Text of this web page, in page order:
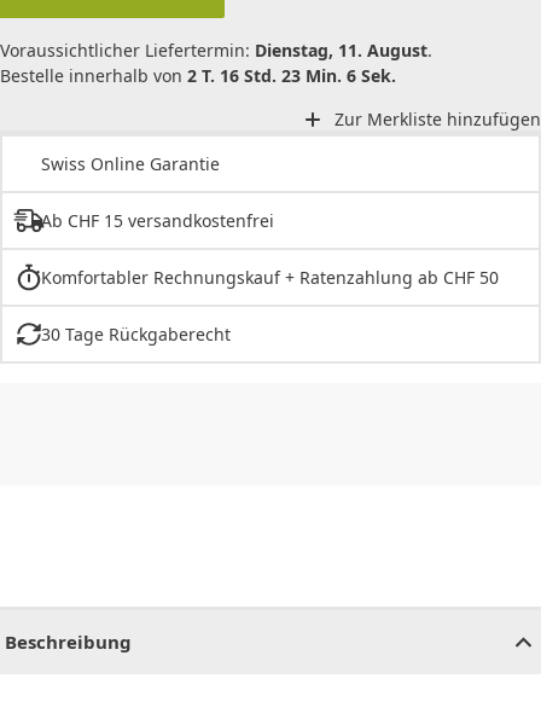
Voraussichtlicher Liefertermin: Dienstag, 11. August.
Bestelle innerhalb von 2 T. 16 Std. 23 Min. 6 Sek.
Zur Merkliste hinzufügen
Swiss Online Garantie
Ab CHF 15 versandkostenfrei
Komfortabler Rechnungskauf + Ratenzahlung ab CHF 50
30 Tage Rückgaberecht
Beschreibung